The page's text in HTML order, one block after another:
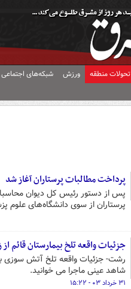
تحولات منطقه ورزش شبکه‌های اجتماعی
پرداخت مطالبات پرستاران آغاز شد
پس از دستور رئیس کل دیوان
پرستاران از سوی دانشگاه‌های علوم
جزئیات واقعه تلخ بیمارستان قائم
شاهد عینی ماجرا می خوانید.
۳۱ خرداد ۰۳ - ۱۵:۲۲